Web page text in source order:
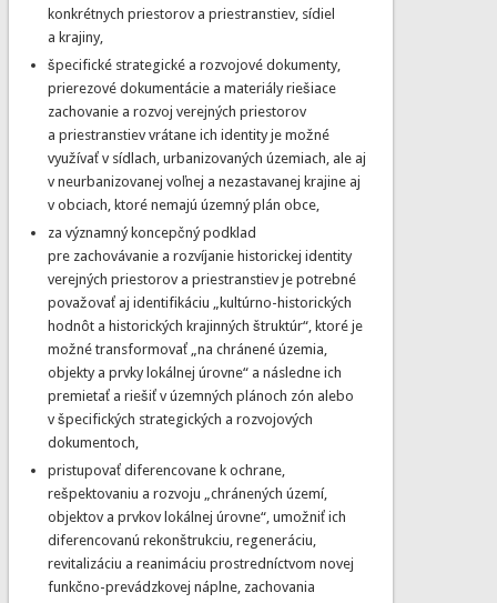
konkrétnych priestorov a priestranstiev, sídiel
a krajiny,
špecifické strategické a rozvojové dokumenty,
prierezové dokumentácie a materiály riešiace
zachovanie a rozvoj verejných priestorov
a priestranstiev vrátane ich identity je možné
využívať v sídlach, urbanizovaných územiach, ale aj
v neurbanizovanej voľnej a nezastavanej krajine aj
v obciach, ktoré nemajú územný plán obce,
za významný koncepčný podklad
pre zachovávanie a rozvíjanie historickej identity
verejných priestorov a priestranstiev je potrebné
považovať aj identifikáciu „kultúrno-historických
hodnôt a historických krajinných štruktúr“, ktoré je
možné transformovať „na chránené územia,
objekty a prvky lokálnej úrovne“ a následne ich
premietať a riešiť v územných plánoch zón alebo
v špecifických strategických a rozvojových
dokumentoch,
pristupovať diferencovane k ochrane,
rešpektovaniu a rozvoju „chránených území,
objektov a prvkov lokálnej úrovne“, umožniť ich
diferencovanú rekonštrukciu, regeneráciu,
revitalizáciu a reanimáciu prostredníctvom novej
funkčno-prevádzkovej náplne, zachovania